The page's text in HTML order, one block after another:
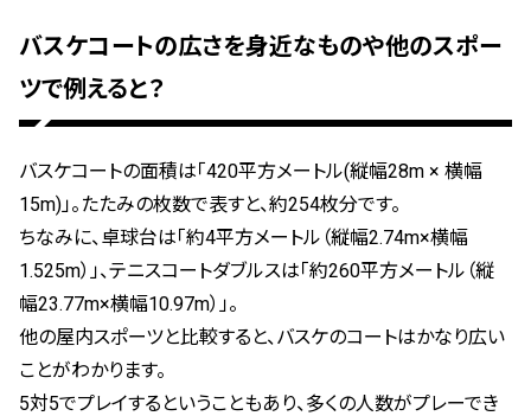
バスケコートの広さを身近なものや他のスポー
ツで例えると？
バスケコートの面積は「420平方メートル(縦幅28m × 横幅
15m)」。たたみの枚数で表すと、約254枚分です。
ちなみに、卓球台は「約4平方メートル（縦幅2.74m×横幅
1.525m）」、テニスコートダブルスは「約260平方メートル（縦
幅23.77m×横幅10.97m）」。
他の屋内スポーツと比較すると、バスケのコートはかなり広い
ことがわかります。
5対5でプレイするということもあり、多くの人数がプレーでき